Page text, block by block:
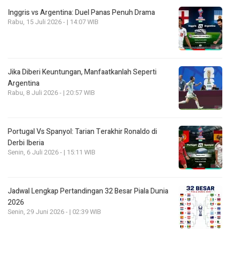
Inggris vs Argentina: Duel Panas Penuh Drama
Rabu, 15 Juli 2026 - | 14:07 WIB
Jika Diberi Keuntungan, Manfaatkanlah Seperti
Argentina
Rabu, 8 Juli 2026 - | 20:57 WIB
Portugal Vs Spanyol: Tarian Terakhir Ronaldo di
Derbi Iberia
Senin, 6 Juli 2026 - | 15:11 WIB
Jadwal Lengkap Pertandingan 32 Besar Piala Dunia
2026
Senin, 29 Juni 2026 - | 02:39 WIB